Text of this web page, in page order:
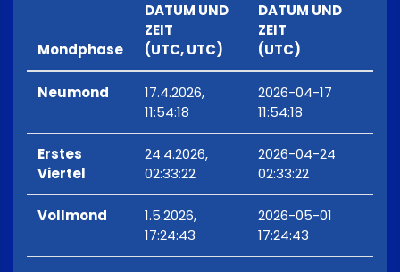
Mondphase
DATUM UND
ZEIT
(UTC, UTC)
DATUM UND
ZEIT
(UTC)
Neumond
17.4.2026,
11:54:18
2026-04-17
11:54:18
Erstes
Viertel
24.4.2026,
02:33:22
2026-04-24
02:33:22
Vollmond
1.5.2026,
17:24:43
2026-05-01
17:24:43